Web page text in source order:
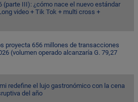
(parte III): ¿cómo nace el nuevo estándar
video + Tik Tok + multi cross +
proyecta 656 millones de transacciones
(volumen operado alcanzaría G. 79,27
redefine el lujo gastronómico con la cena
del año